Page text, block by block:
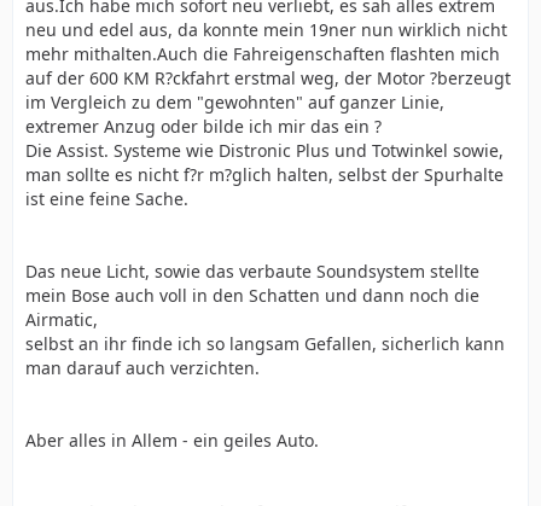
aus.Ich habe mich sofort neu verliebt, es sah alles extrem
neu und edel aus, da konnte mein 19ner nun wirklich nicht
mehr mithalten.Auch die Fahreigenschaften flashten mich
auf der 600 KM R?ckfahrt erstmal weg, der Motor ?berzeugt
im Vergleich zu dem "gewohnten" auf ganzer Linie,
extremer Anzug oder bilde ich mir das ein ?
Die Assist. Systeme wie Distronic Plus und Totwinkel sowie,
man sollte es nicht f?r m?glich halten, selbst der Spurhalte
ist eine feine Sache.
Das neue Licht, sowie das verbaute Soundsystem stellte
mein Bose auch voll in den Schatten und dann noch die
Airmatic,
selbst an ihr finde ich so langsam Gefallen, sicherlich kann
man darauf auch verzichten.
Aber alles in Allem - ein geiles Auto.